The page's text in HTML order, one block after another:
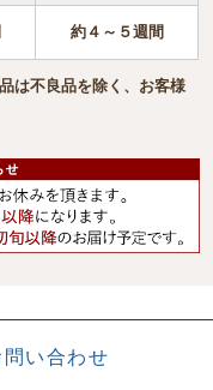
約４～５週間
は不良品を除く、お客様
い合わせ